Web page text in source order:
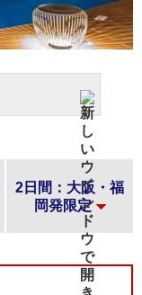
2日間：大阪・福
岡発限定